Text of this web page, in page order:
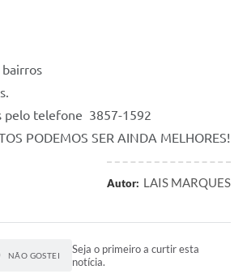
bairros
pelo telefone 3857-1592
PODEMOS SER AINDA MELHORES!
Autor: LAIS MARQUES
NÃO GOSTEI
Seja o primeiro a curtir esta
notícia.